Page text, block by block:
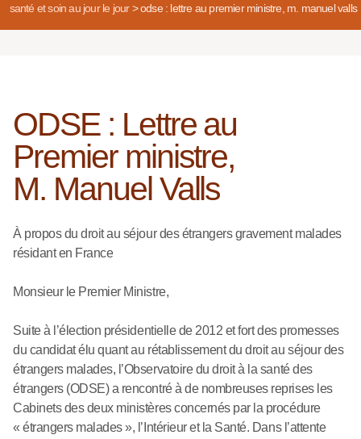
santé et soin au jour le jour> odse : lettre au premier ministre, m. manuel valls
ODSE : Lettre au
Premier ministre,
M. Manuel Valls
À propos du droit au séjour des étrangers gravement malades
résidant en France
Monsieur le Premier Ministre,
Suite à l’élection présidentielle de 2012 et fort des promesses
du candidat élu quant au rétablissement du droit au séjour des
étrangers malades, l’Observatoire du droit à la santé des
étrangers (ODSE) a rencontré à de nombreuses reprises les
Cabinets des deux ministères concernés par la procédure
« étrangers malades », l’Intérieur et la Santé. Dans l’attente